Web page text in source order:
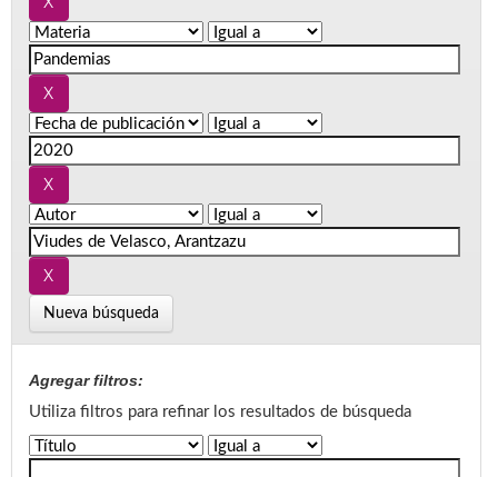
Nueva búsqueda
Agregar filtros:
Utiliza filtros para refinar los resultados de búsqueda